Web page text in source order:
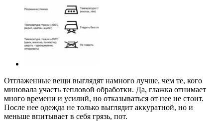
Отглаженные вещи выглядят намного лучше, чем те, кого
миновала участь тепловой обработки. Да, глажка отнимает
много времени и усилий, но отказываться от нее не стоит.
После нее одежда не только выглядит аккуратной, но и
меньше впитывает в себя грязь, пот.